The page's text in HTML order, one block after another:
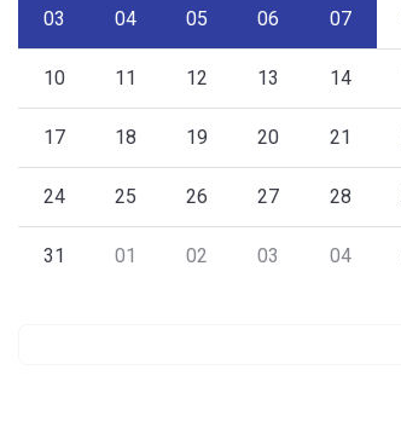
03 04 05 06 07
10 11 12 13 14
17 18 19 20 21
24 25 26 27 28
31 01 02 03 04